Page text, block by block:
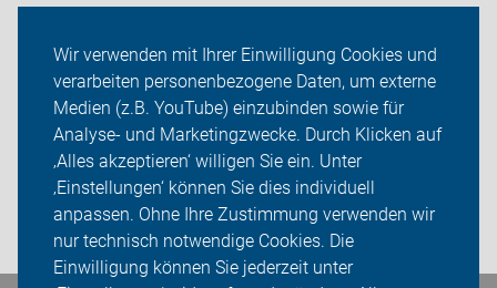
Wir verwenden mit Ihrer Einwilligung Cookies und
verarbeiten personenbezogene Daten, um externe
Medien (z.B. YouTube) einzubinden sowie für
Analyse- und Marketingzwecke. Durch Klicken auf
‚Alles akzeptieren‘ willigen Sie ein. Unter
‚Einstellungen‘ können Sie dies individuell
anpassen. Ohne Ihre Zustimmung verwenden wir
nur technisch notwendige Cookies. Die
Einwilligung können Sie jederzeit unter
ADFC Castrop-Rauxel
Sei dabei
Presse
Login